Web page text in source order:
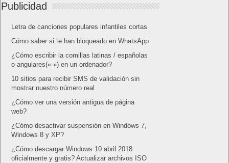
Publicidad
Letra de canciones populares infantiles cortas
Cómo saber si te han bloqueado en WhatsApp
¿Cómo escribir la comillas latinas / españolas
o angulares(« ») en un ordenador?
10 sitios para recibir SMS de validación sin
mostrar nuestro número real
¿Cómo ver una versión antigua de página
web?
¿Cómo desactivar suspensión en Windows 7,
Windows 8 y XP?
¿Cómo descargar Windows 10 abril 2018
oficialmente y gratis? Actualizar archivos ISO